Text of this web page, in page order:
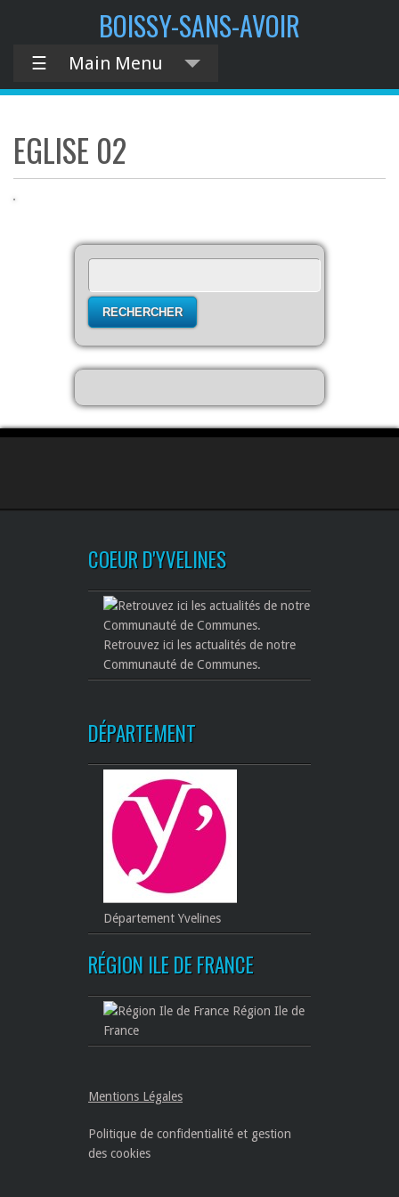
BOISSY-SANS-AVOIR
☰ Main Menu
EGLISE 02
COEUR D'YVELINES
Retrouvez ici les actualités de notre
Communauté de Communes.
DÉPARTEMENT
Département Yvelines
RÉGION ILE DE FRANCE
Région Ile de
France
Mentions Légales
Politique de confidentialité et gestion
des cookies